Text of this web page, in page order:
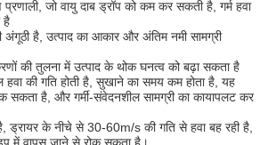
जो वायु दाब ड्रॉप को कम कर सकती है, गर्म हवा
है
अंगूठी है, उत्पाद का आकार और अंतिम नमी सामग्री
की तुलना में उत्पाद के थोक घनत्व को बढ़ा सकता है
की गति होती है, सुखाने का समय कम होता है, यह
सकता है, और गर्मी-संवेदनशील सामग्री का कायापलट कर
ड्रायर के नीचे से 30-60m/s की गति से हवा बह रही है,